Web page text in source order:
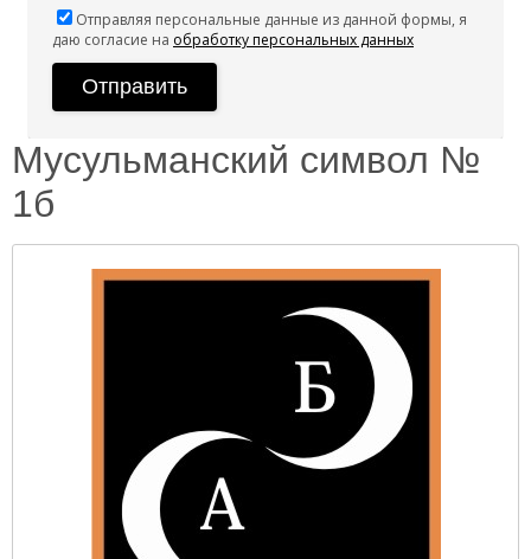
Отправляя персональные данные из данной формы, я
даю согласие на обработку персональных данных
Мусульманский символ №
1б